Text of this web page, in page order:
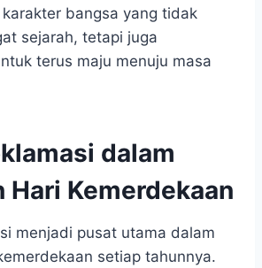
bangsa yang tidak
sejarah, tetapi juga
terus maju menuju masa
dalam
Hari Kemerdekaan
menjadi pusat utama dalam
setiap tahunnya.